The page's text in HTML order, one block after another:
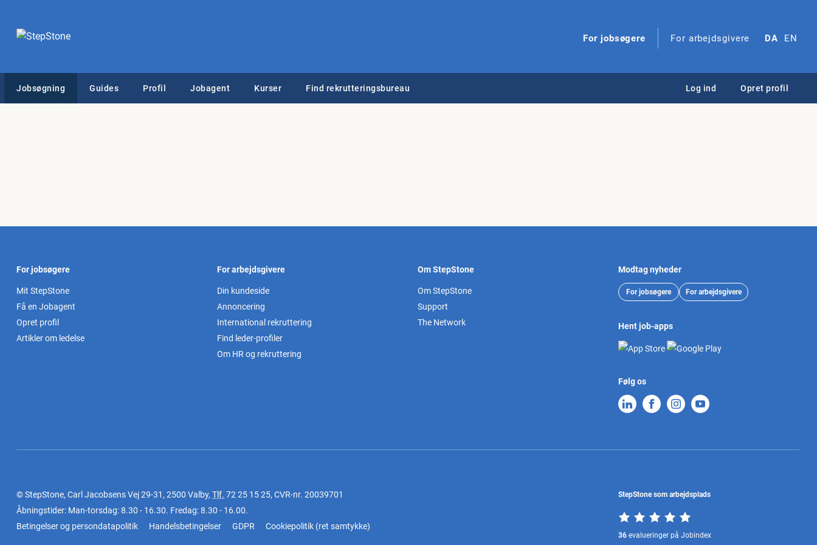
For jobsøgere For arbejdsgivere DA EN
Jobsøgning Guides Profil Jobagent Kurser Find rekrutteringsbureau Log ind Opret profil
For jobsøgere
Mit StepStone
Få en Jobagent
Opret profil
Artikler om ledelse
For arbejdsgivere
Din kundeside
Annoncering
International rekruttering
Find leder-profiler
Om HR og rekruttering
Om StepStone
Om StepStone
Support
The Network
Modtag nyheder
For jobsøgere For arbejdsgivere
Hent job-apps
Følg os
© StepStone, Carl Jacobsens Vej 29-31, 2500 Valby, Tlf. 72 25 15 25, CVR-nr. 20039701
Åbningstider: Man-torsdag: 8.30 - 16.30. Fredag: 8.30 - 16.00.
Betingelser og persondatapolitik
Handelsbetingelser GDPR Cookiepolitik (ret samtykke)
StepStone som arbejdsplads
36 evalueringer på Jobindex